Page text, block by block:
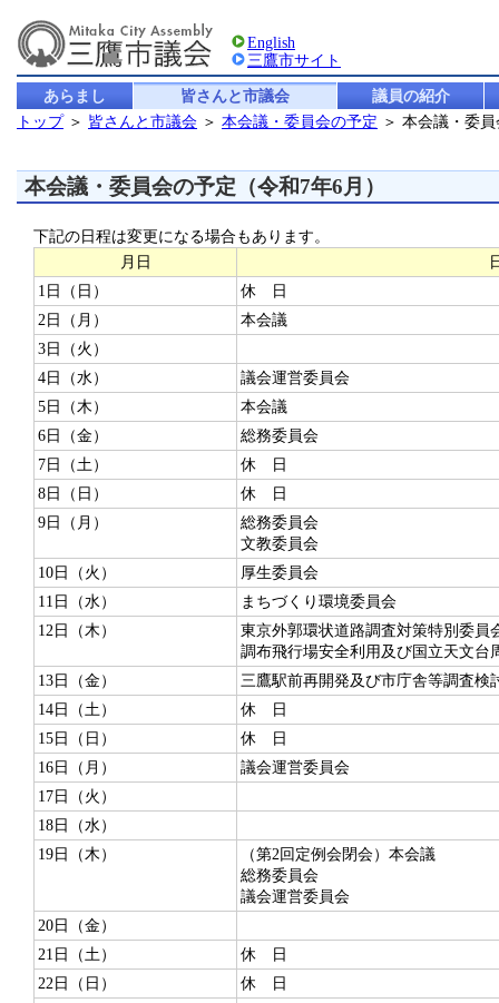
English
三鷹市サイト
あらまし 皆さんと市議会
議員の紹介
トップ＞ 皆さんと市議会 ＞ 本会議・委員会の予定 ＞ 本会議・委
本会議・委員会の予定（令和7年6月）
下記の日程は変更になる場合もあります。
月日
1日（日）
休 日
2日（月）
本会議
3日（火）
4日（水）
議会運営委員会
5日（木）
本会議
6日（金）
総務委員会
7日（土）
休 日
8日（日）
休 日
9日（月）
総務委員会
文教委員会
10日（火）
厚生委員会
11日（水）
まちづくり環境委員会
12日（木）
東京外郭環状道路調査対策特別委員
調布飛行場安全利用及び国立天文台
13日（金）
三鷹駅前再開発及び市庁舎等調査検
14日（土）
休 日
15日（日）
休 日
16日（月）
議会運営委員会
17日（火）
18日（水）
19日（木）
（第2回定例会閉会）本会議
総務委員会
議会運営委員会
20日（金）
21日（土）
休 日
22日（日）
休 日